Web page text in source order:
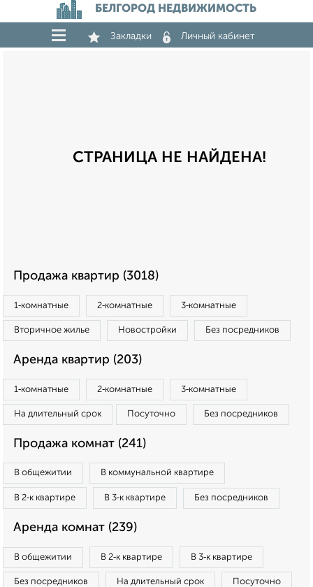
БЕЛГОРОД НЕДВИЖИМОСТЬ
Закладки Личный кабинет
СТРАНИЦА НЕ НАЙДЕНА!
Продажа квартир (3018)
1‑комнатные 2‑комнатные 3‑комнатные
Вторичное жилье Новостройки Без посредников
Аренда квартир (203)
1‑комнатные 2‑комнатные 3‑комнатные
На длительный срок Посуточно Без посредников
Продажа комнат (241)
В общежитии В коммунальной квартире
В 2‑к квартире В 3‑к квартире Без посредников
Аренда комнат (239)
В общежитии В 2‑к квартире В 3‑к квартире
Без посредников На длительный срок Посуточно